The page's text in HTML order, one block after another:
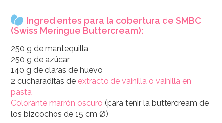
Ingredientes para la cobertura de SMBC
(Swiss Meringue Buttercream):
250 g de mantequilla
250 g de azúcar
140 g de claras de huevo
2 cucharaditas de extracto de vainilla o vainilla en
pasta
Colorante marrón oscuro (para teñir la buttercream de
los bizcochos de 15 cm Ø)